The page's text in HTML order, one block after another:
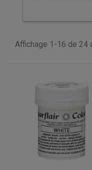
Affichage 1-16 de 24